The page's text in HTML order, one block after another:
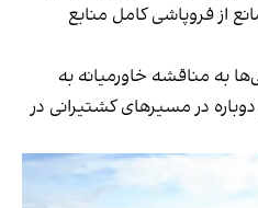
از فروپاشی کامل منابع
به مناقشه خاورمیانه به
دوباره در مسیرهای کشتیرانی در